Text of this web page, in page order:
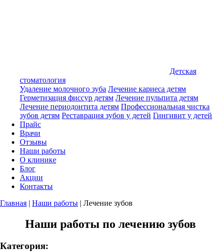
Детская
стоматология
Удаление молочного зуба Лечение кариеса детям
Герметизация фиссур детям Лечение пульпита детям
Лечение периодонтита детям Профессиональная чистка
зубов детям Реставрация зубов у детей Гингивит у детей
Прайс
Врачи
Отзывы
Наши работы
О клинике
Блог
Акции
Контакты
Главная | Наши работы | Лечение зубов
Наши работы по лечению зубов
Категория: